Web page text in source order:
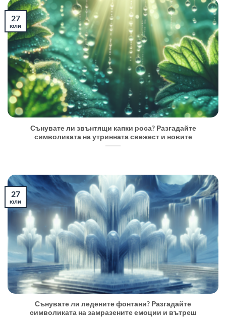
Сънувате ли звънтящи капки роса? Разгадайте
символиката на утринната свежест и новите
27
юли
Сънувате ли ледените фонтани? Разгадайте
символиката на замразените емоции и вътреш
27
юли